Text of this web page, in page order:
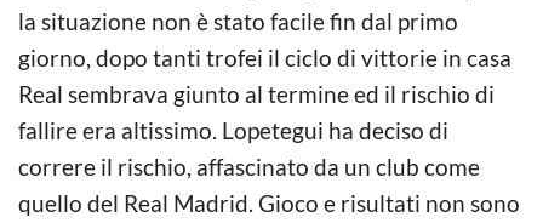
la situazione non è stato facile fin dal primo
giorno, dopo tanti trofei il ciclo di vittorie in casa
Real sembrava giunto al termine ed il rischio di
fallire era altissimo. Lopetegui ha deciso di
correre il rischio, affascinato da un club come
quello del Real Madrid. Gioco e risultati non sono